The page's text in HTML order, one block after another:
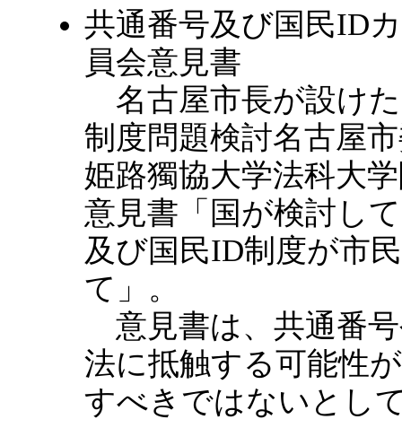
共通番号及び国民ID
員会意見書
名古屋市長が設け
制度問題検討名古屋
姫路獨協大学法科大
意見書「国が検討し
及び国民ID制度が市
て」。
意見書は、共通番
法に抵触する可能性
すべきではないとし